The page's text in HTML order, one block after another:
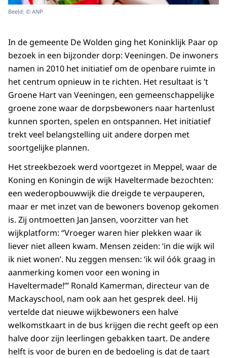
Beeld: © ANP
In de gemeente De Wolden ging het Koninklijk Paar op
bezoek in een bijzonder dorp: Veeningen. De inwoners
namen in 2010 het initiatief om de openbare ruimte in
het centrum opnieuw in te richten. Het resultaat is ’t
Groene Hart van Veeningen, een gemeenschappelijke
groene zone waar de dorpsbewoners naar hartenlust
kunnen sporten, spelen en ontspannen. Het initiatief
trekt veel belangstelling uit andere dorpen met
soortgelijke plannen.
Het streekbezoek werd voortgezet in Meppel, waar de
Koning en Koningin de wijk Haveltermade bezochten:
een wederopbouwwijk die dreigde te verpauperen,
maar er met inzet van de bewoners bovenop gekomen
is. Zij ontmoetten Jan Jansen, voorzitter van het
wijkplatform: “Vroeger waren hier plekken waar ik
liever niet alleen kwam. Mensen zeiden: ‘in die wijk wil
ik niet wonen’. Nu zeggen mensen: ‘ik wil óók graag in
aanmerking komen voor een woning in
Haveltermade!’” Ronald Kamerman, directeur van de
Mackayschool, nam ook aan het gesprek deel. Hij
vertelde dat nieuwe wijkbewoners een halve
welkomstkaart in de bus krijgen die recht geeft op een
halve door zijn leerlingen gebakken taart. De andere
helft is voor de buren en de bedoeling is dat de taart